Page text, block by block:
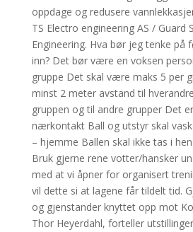
oppdage og redusere
TS Electro engineering AS / Guard
Engineering. Hva bør jeg tenke på
inn? Det bør være en voksen
gruppe Det skal være maks 5 per
minst 2 meter avstand til
gruppen og til andre grupper Det
nærkontakt Ball og utstyr skal
– hjemme Ballen skal ikke tas i
Bruk gjerne rene votter/hansker
med at vi åpner for organisert
vil dette si at lagene får tildelt tid.
og gjenstander knyttet opp mot
Thor Heyerdahl, forteller